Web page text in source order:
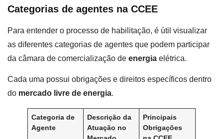
Categorias de agentes na CCEE
Para entender o processo de habilitação, é útil visualizar
as diferentes categorias de agentes que podem participar
da câmara de comercialização de energia elétrica.
Cada uma possui obrigações e direitos específicos dentro
do mercado livre de energia.
Categoria de
Agente
Descrição da
Atuação no
Principais
Obrigações